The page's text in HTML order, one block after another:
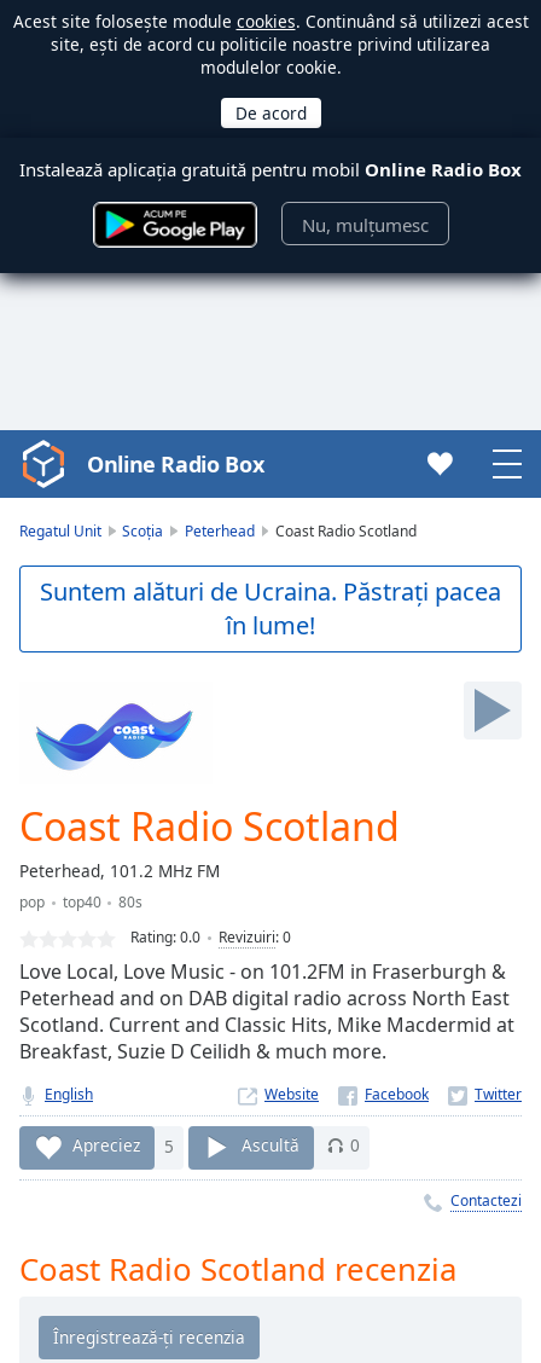
Acest site folosește module cookies. Continuând să utilizezi acest
site, ești de acord cu politicile noastre privind utilizarea
modulelor cookie.
Instalează aplicația gratuită pentru mobil Online Radio Box
Nu, mulțumesc
Video
Player
Play
Video
Skip
Mute
Current
Loaded:
0.00%
Type
LIVE
Seek to
live,
currently
behind
liveLIVE
Remaining
Time-
Chapters
Chapters
Online Radio Box
Regatul Unit Scoția Peterhead Coast Radio Scotland
Suntem alături de Ucraina. Păstrați pacea
în lume!
Coast Radio Scotland
Peterhead, 101.2 MHz FM
pop top40
80s
Rating:0.0 Revizuiri:0
Love Local, Love Music - on 101.2FM in Fraserburgh &
Peterhead and on DAB digital radio across North East
Scotland. Current and Classic Hits, Mike Macdermid at
Breakfast, Suzie D Ceilidh & much more.
English Website
Apreciez 5 Ascultă 0
Contactezi
Coast Radio Scotland recenzia